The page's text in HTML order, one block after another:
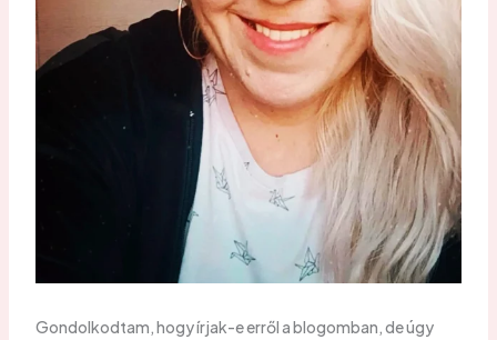
Gondolkodtam, hogy írjak-e erről a blogomban, de úgy